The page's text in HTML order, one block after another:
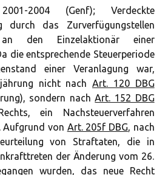
2001-2004 (Genf); Verdeckte
durch das Zurverfügungstellen
den Einzelaktionär einer
die entsprechende Steuerperiode
einer Veranlagung war,
nicht nach Art. 120 DBG
sondern nachArt. 152 DBG
ein Nachsteuerverfahren
Aufgrund von Art. 205f DBG, nach
von Straftaten, die in
der Änderung vom 26.
wurden, das neue Recht